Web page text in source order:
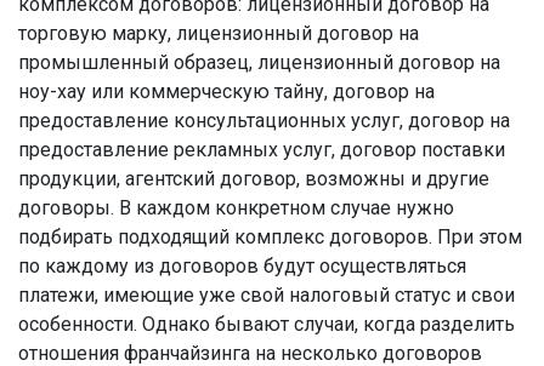
торговую марку, лицензионный договор на
промышленный образец, лицензионный договор на
ноу-хау или коммерческую тайну, договор на
предоставление консультационных услуг, договор на
предоставление рекламных услуг, договор поставки
продукции, агентский договор, возможны и другие
договоры. В каждом конкретном случае нужно
подбирать подходящий комплекс договоров. При этом
по каждому из договоров будут осуществляться
платежи, имеющие уже свой налоговый статус и свои
особенности. Однако бывают случаи, когда разделить
отношения франчайзинга на несколько договоров